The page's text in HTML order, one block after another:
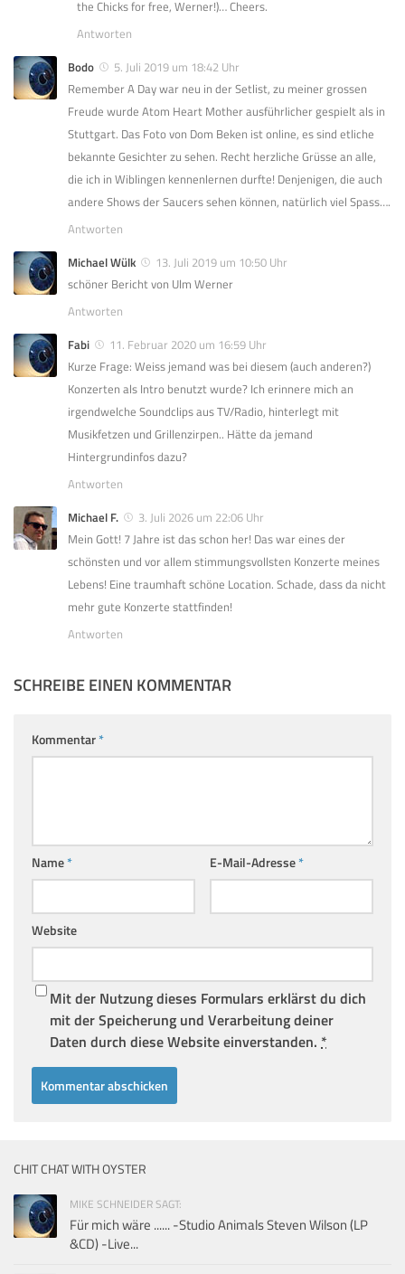
the Chicks for free, Werner!)… Cheers.
Antworten
Bodo
5. Juli 2019 um 18:42 Uhr
Remember A Day war neu in der Setlist, zu meiner grossen
Freude wurde Atom Heart Mother ausführlicher gespielt als in
Stuttgart. Das Foto von Dom Beken ist online, es sind etliche
bekannte Gesichter zu sehen. Recht herzliche Grüsse an alle,
die ich in Wiblingen kennenlernen durfte! Denjenigen, die auch
andere Shows der Saucers sehen können, natürlich viel Spass….
Antworten
Michael Wülk
13. Juli 2019 um 10:50 Uhr
schöner Bericht von Ulm Werner
Antworten
Fabi
11. Februar 2020 um 16:59 Uhr
Kurze Frage: Weiss jemand was bei diesem (auch anderen?)
Konzerten als Intro benutzt wurde? Ich erinnere mich an
irgendwelche Soundclips aus TV/Radio, hinterlegt mit
Musikfetzen und Grillenzirpen.. Hätte da jemand
Hintergrundinfos dazu?
Antworten
Michael F.
3. Juli 2026 um 22:06 Uhr
Mein Gott! 7 Jahre ist das schon her! Das war eines der
schönsten und vor allem stimmungsvollsten Konzerte meines
Lebens! Eine traumhaft schöne Location. Schade, dass da nicht
mehr gute Konzerte stattfinden!
Antworten
SCHREIBE EINEN KOMMENTAR
Kommentar*
Name* E-Mail-Adresse*
Website
Mit der Nutzung dieses Formulars erklärst du dich
mit der Speicherung und Verarbeitung deiner
Daten durch diese Website einverstanden. *
CHIT CHAT WITH OYSTER
MIKE SCHNEIDER SAGT:
Für mich wäre ...... -Studio Animals Steven Wilson (LP
&CD) -Live...